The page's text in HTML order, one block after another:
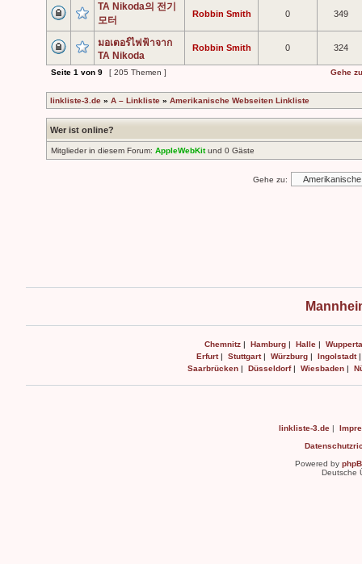
TA Nikoda의 전기
모터
Robbin Smith 0 349
มอเตอร์ไฟฟ้าจาก
TA Nikoda
Robbin Smith 0 324
Seite 1 von 9 [ 205 Themen ] Gehe
linkliste-3.de » A – Linkliste » Amerikanische Webseiten Linkliste
Wer ist online?
Mitglieder in diesem Forum: AppleWebKitund 0 Gäste
Gehe zu:
Chemnitz | Hamburg | Halle |
Erfurt| Stuttgart| Würzburg| Ingolstadt
Saarbrücken | Düsseldorf| Wiesbaden |
linkliste-3.de |
Powered by
Deutsche